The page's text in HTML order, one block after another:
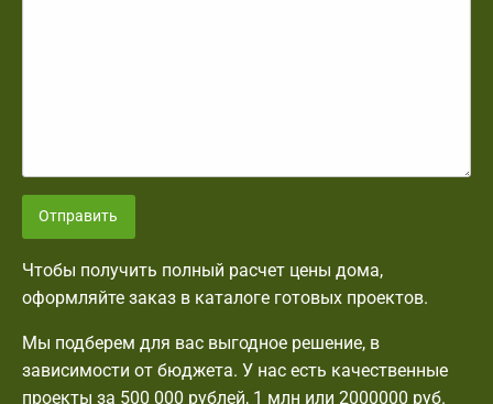
Отправить
Чтобы получить полный расчет цены дома,
оформляйте заказ в каталоге готовых проектов.
Мы подберем для вас выгодное решение, в
зависимости от бюджета. У нас есть качественные
проекты за 500 000 рублей, 1 млн или 2000000 руб.